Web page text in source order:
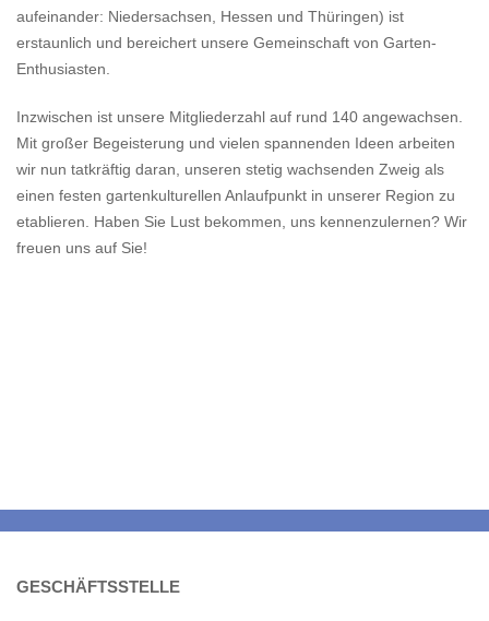
aufeinander: Niedersachsen, Hessen und Thüringen) ist
erstaunlich und bereichert unsere Gemeinschaft von Garten-
Enthusiasten.
Inzwischen ist unsere Mitgliederzahl auf rund 140 angewachsen.
Mit großer Begeisterung und vielen spannenden Ideen arbeiten
wir nun tatkräftig daran, unseren stetig wachsenden Zweig als
einen festen gartenkulturellen Anlaufpunkt in unserer Region zu
etablieren. Haben Sie Lust bekommen, uns kennenzulernen? Wir
freuen uns auf Sie!
GESCHÄFTSSTELLE